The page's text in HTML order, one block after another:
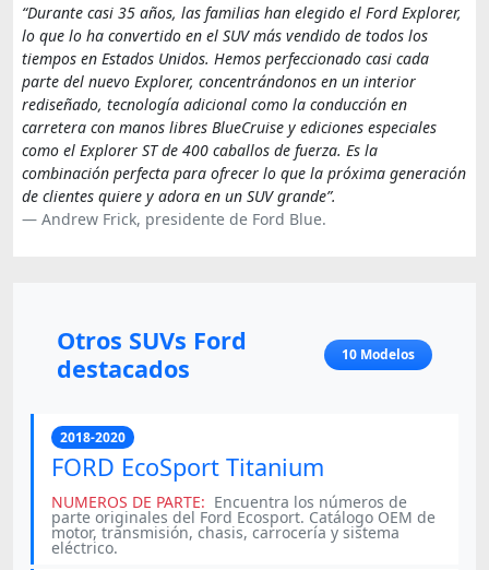
“Durante casi 35 años, las familias han elegido el Ford Explorer,
lo que lo ha convertido en el SUV más vendido de todos los
tiempos en Estados Unidos. Hemos perfeccionado casi cada
parte del nuevo Explorer, concentrándonos en un interior
rediseñado, tecnología adicional como la conducción en
carretera con manos libres BlueCruise y ediciones especiales
como el Explorer ST de 400 caballos de fuerza. Es la
combinación perfecta para ofrecer lo que la próxima generación
de clientes quiere y adora en un SUV grande”.
Andrew Frick, presidente de Ford Blue.
Otros SUVs Ford
destacados
10 Modelos
2018-2020
FORD EcoSport Titanium
NUMEROS DE PARTE: Encuentra los números de
parte originales del Ford Ecosport. Catálogo OEM de
motor, transmisión, chasis, carrocería y sistema
eléctrico.